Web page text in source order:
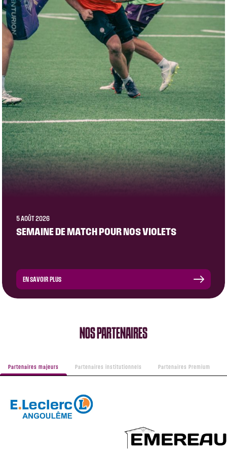
5 AOÛT 2026
SEMAINE DE MATCH POUR NOS VIOLETS
EN SAVOIR PLUS
NOS PARTENAIRES
Partenaires majeurs Partenaires institutionnels Partenaires Premium